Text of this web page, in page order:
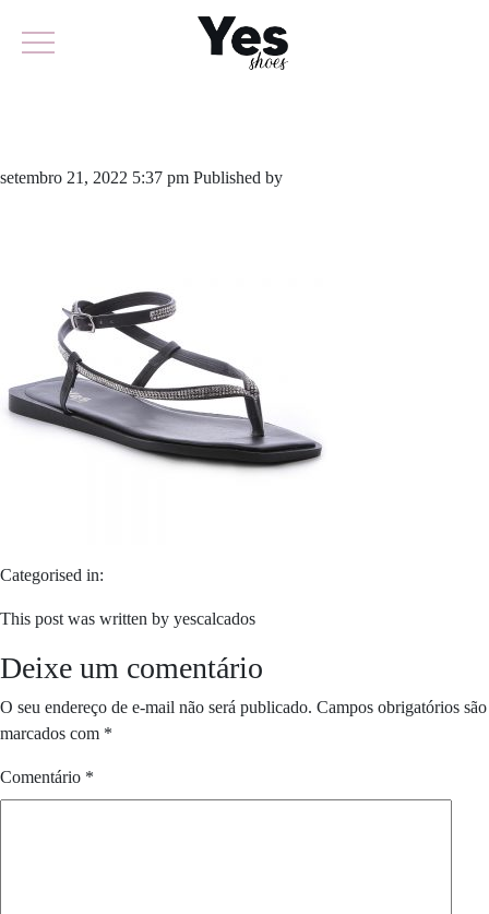
setembro 21, 2022 5:37 pm Published by
Categorised in:
This post was written by yescalcados
Deixe um comentário
O seu endereço de e-mail não será publicado. Campos obrigatórios são
marcados com *
Comentário *